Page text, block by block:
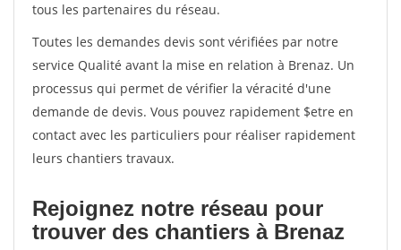
tous les partenaires du réseau.
Toutes les demandes devis sont vérifiées par notre
service Qualité avant la mise en relation à Brenaz. Un
processus qui permet de vérifier la véracité d'une
demande de devis. Vous pouvez rapidement $etre en
contact avec les particuliers pour réaliser rapidement
leurs chantiers travaux.
Rejoignez notre réseau pour
trouver des chantiers à Brenaz